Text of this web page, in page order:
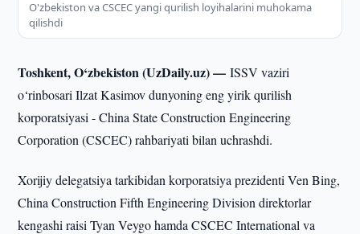
O'zbekiston va CSCEC yangi qurilish loyihalarini muhokama
qilishdi
Toshkent, O‘zbekiston (UzDaily.uz) —ISSV vaziri
o‘rinbosari Ilzat Kasimov dunyoning eng yirik qurilish
korporatsiyasi - China State Construction Engineering
Corporation (CSCEC) rahbariyati bilan uchrashdi.
Xorijiy delegatsiya tarkibidan korporatsiya prezidenti Ven Bing,
China Construction Fifth Engineering Division direktorlar
kengashi raisi Tyan Veygo hamda CSCEC International va